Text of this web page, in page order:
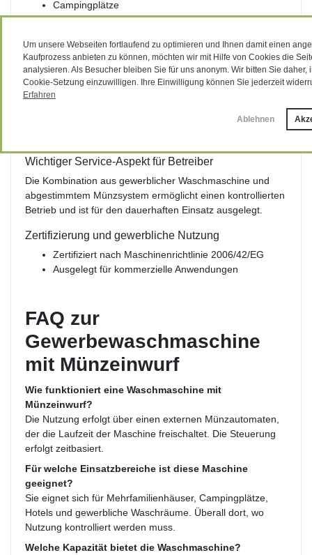
Um unsere Webseiten fortlaufend zu optimieren und Ihnen damit einen
Kaufprozess anbieten zu können, möchten wir mit Hilfe von Cookies die
analysieren. Als Besucher bleiben Sie für uns anonym. Wir bitten Sie daher,
Cookie-Setzung einzuwilligen. Ihre Einwilligung können Sie jederzeit
Erfahren
Ablehnen
Campingplätze
Hotels und Pensionen
Waschsalons mit geringem Platzbedarf
Robuste Bauweise für den gewerblichen
Dauerbetrieb
bürstenlose Direktantrieb reduziert Verschleiß und sorgt für
Wichtiger Service-Aspekt für Betreiber
Die Kombination aus gewerblicher Waschmaschine und
abgestimmtem Münzsystem ermöglicht einen kontrollierten
Betrieb und ist für den dauerhaften Einsatz ausgelegt.
Zertifizierung und gewerbliche Nutzung
Zertifiziert nach Maschinenrichtlinie 2006/42/EG
Ausgelegt für kommerzielle Anwendungen
FAQ zur
Gewerbewaschmaschine
mit Münzeinwurf
Wie funktioniert eine Waschmaschine mit
Münzeinwurf?
Die Nutzung erfolgt über einen externen Münzautomaten,
der die Laufzeit der Maschine freischaltet. Die Steuerung
erfolgt zeitbasiert.
Für welche Einsatzbereiche ist diese Maschine
geeignet?
Sie eignet sich für Mehrfamilienhäuser, Campingplätze,
Hotels und gewerbliche Waschräume. Überall dort, wo
Nutzung kontrolliert werden muss.
Welche Kapazität bietet die Waschmaschine?